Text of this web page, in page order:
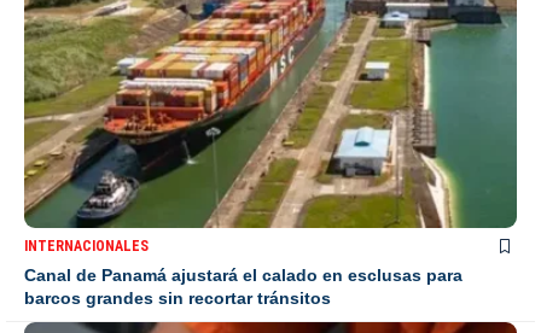
INTERNACIONALES
Canal de Panamá ajustará el calado en esclusas para
barcos grandes sin recortar tránsitos